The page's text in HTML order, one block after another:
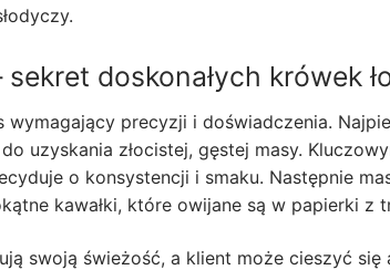
doskonałych krówek
precyzji i doświadczenia.
uzyskania złocistej, gęstej masy.
o konsystencji i smaku. Następnie
kawałki, które owijane są w papierki z
swoją świeżość, a klient może cieszyć